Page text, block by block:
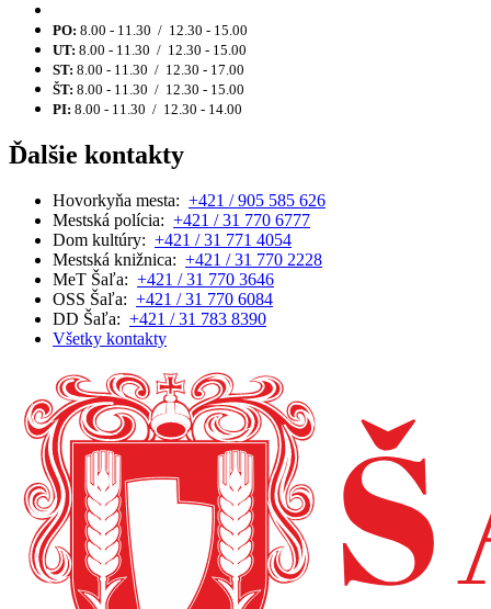
PO: 8.00 - 11.30 / 12.30 - 15.00
UT: 8.00 - 11.30 / 12.30 - 15.00
ST: 8.00 - 11.30 / 12.30 - 17.00
ŠT: 8.00 - 11.30 / 12.30 - 15.00
PI: 8.00 - 11.30 / 12.30 - 14.00
Ďalšie kontakty
Hovorkyňa mesta: +421 / 905 585 626
Mestská polícia: +421 / 31 770 6777
Dom kultúry: +421 / 31 771 4054
Mestská knižnica: +421 / 31 770 2228
MeT Šaľa: +421 / 31 770 3646
OSS Šaľa: +421 / 31 770 6084
DD Šaľa: +421 / 31 783 8390
Všetky kontakty